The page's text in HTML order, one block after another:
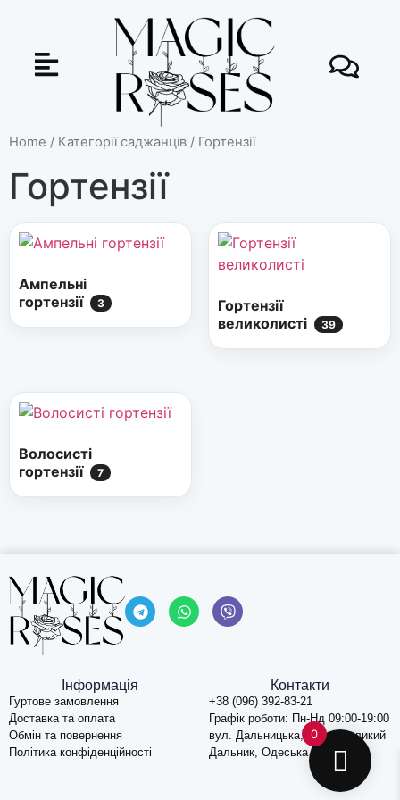
Home / Категорії саджанців / Гортензії
Гортензії
Ампельні
гортензії
3
Гортензії
великолисті
39
Волосисті
гортензії
7
Інформація
Гуртове замовлення
Доставка та оплата
Обмін та повернення
Політика конфіденційності
Контакти
+38 (096) 392-83-21
Графік роботи: Пн-Нд 09:00-19:00
вул. Дальницька, 74, c. Великий
Дальник, Одеська обл
0